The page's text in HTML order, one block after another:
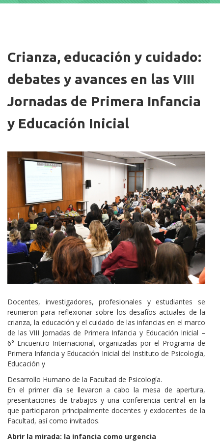
Crianza, educación y cuidado:
debates y avances en las VIII
Jornadas de Primera Infancia
y Educación Inicial
Cuerpo
Docentes, investigadores, profesionales y estudiantes se
reunieron para reflexionar sobre los desafíos actuales de la
crianza, la educación y el cuidado de las infancias en el marco
de las VIII Jornadas de Primera Infancia y Educación Inicial –
6° Encuentro Internacional, organizadas por el Programa de
Primera Infancia y Educación Inicial del Instituto de Psicología,
Educación y
Desarrollo Humano de la Facultad de Psicología.
En el primer día se llevaron a cabo la mesa de apertura,
presentaciones de trabajos y una conferencia central en la
que participaron principalmente docentes y exdocentes de la
Facultad, así como invitados.
Abrir la mirada: la infancia como urgencia